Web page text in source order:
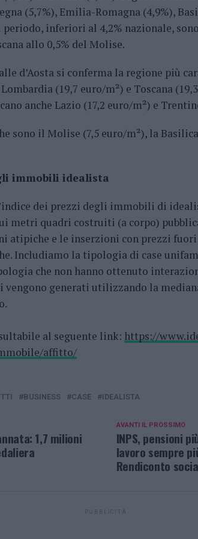
(5,7%), Emilia-Romagna (4,9%),
inferiori al 4,2% nazionale,
allo 0,5% del Molise.
d’Aosta si conferma la regione più
(19,7 euro/m²) e Toscana
anche Lazio (17,2 euro/m²) e
sono il Molise (7,5 euro/m²), la
immobili idealista
dei prezzi degli immobili di
metri quadri costruiti (a corpo)
atipiche e le inserzioni con prezzi
Includiamo la tipologia di case
che non hanno ottenuto
generati utilizzando la
al seguente link: https://
affitto/
BUSINESS CASE IDEALISTA
AVANTI IL ​​PROSSIMO
INPS, pensioni
lavoro sempre
Rendiconto
1,7 milioni
PUBBLICITÀ